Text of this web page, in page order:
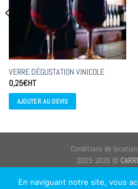
VERRE DÉGUSTATION VINICOLE
0,25€HT
AJOUTER AU DEVIS
Conditions de location
2005-2026 ©
CARRÉ BLEU LOCATION
, une qualité de
En naviguant notre site, vous